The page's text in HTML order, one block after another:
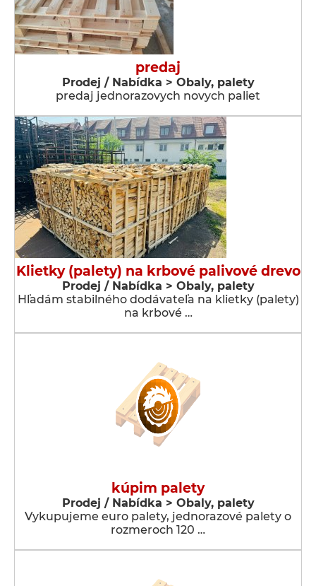
predaj
Prodej / Nabídka > Obaly, palety
predaj jednorazovych novych paliet
Klietky (palety) na krbové palivové drevo
Prodej / Nabídka > Obaly, palety
Hľadám stabilného dodávateľa na klietky (palety)
na krbové …
kúpim palety
Prodej / Nabídka > Obaly, palety
Vykupujeme euro palety, jednorazové palety o
rozmeroch 120 …